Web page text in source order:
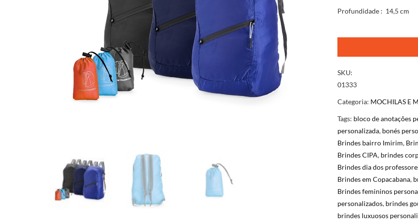
Profundidade: 14,5 cm
quantidade
SKU:
01333
Categoria: MOCHILAS E
Tags: bloco de anotações
personalizada, bonés
Brindes bairro Imirim,
Brindes CIPA, brindes
Brindes dia dos
Brindes em Copacabana,
Brindes femininos
personalizados, brindes
brindes luxuosos